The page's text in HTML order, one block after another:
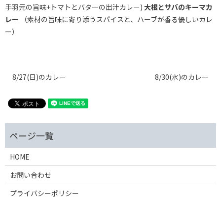
手羽元の旨味+トマトとバターの出汁カレー) 大根とサバのキーマカ
レー （素材の旨味に寄り添うスパイスと、ハーブが香る優しいカレ
ー）
8/27(日)のカレー 8/30(水)のカレー
HOME
お問い合わせ
プライバシーポリシー